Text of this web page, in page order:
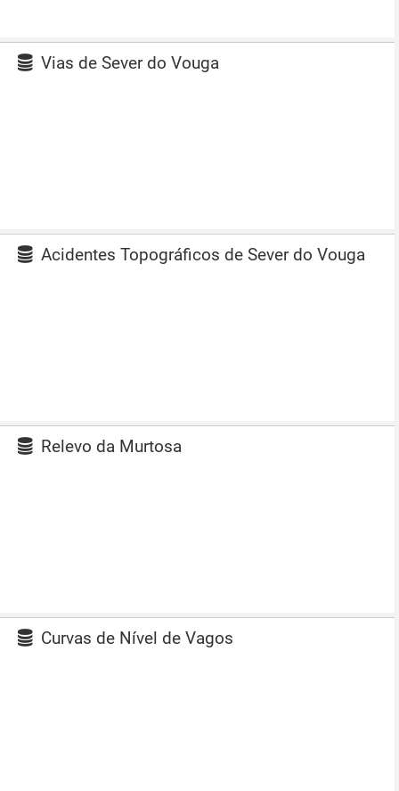
Vias de Sever do Vouga
Acidentes Topográficos de Sever do Vouga
Relevo da Murtosa
Curvas de Nível de Vagos